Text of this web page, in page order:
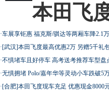
本田飞
·车展享钜惠 福克斯/骐达等两厢车降2.1万
·[武汉]本田飞度最高优惠2万 另赠5千礼
·不惧堵车且好停车 高考送考推荐车型盘
·无惧拥堵 Polo/嘉年华等灵动小车跌破5
·[合肥]本田飞度现车充足 优惠现金8000